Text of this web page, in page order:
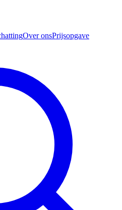
Over onsPrijsopgave